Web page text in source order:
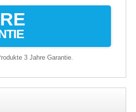
3 Jahre Garantie.